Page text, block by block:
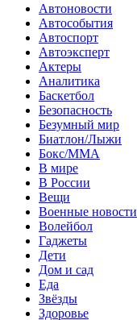
Автоновости
Автособытия
Автоспорт
Автоэксперт
Актеры
Аналитика
Баскетбол
Безопасность
Безумный мир
Биатлон/Лыжи
Бокс/MMA
В мире
В России
Вещи
Военные новости
Волейбол
Гаджеты
Дети
Дом и сад
Еда
Звёзды
Здоровье